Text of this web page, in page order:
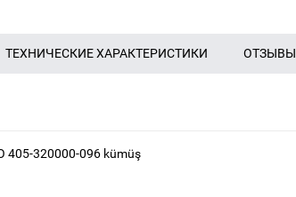
ТЕХНИЧЕСКИЕ ХАРАКТЕРИСТИКИ ОТЗЫВЫ
405-320000-096 kümüş